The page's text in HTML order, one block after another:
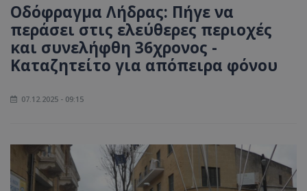
Οδόφραγμα Λήδρας: Πήγε να
περάσει στις ελεύθερες περιοχές
και συνελήφθη 36χρονος -
Καταζητείτο για απόπειρα φόνου
07.12.2025 - 09:15